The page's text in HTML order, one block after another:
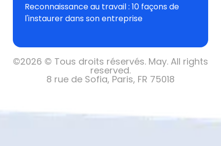
Reconnaissance au travail : 10 façons de
l'instaurer dans son entreprise
©2026 © Tous droits réservés. May. All rights
reserved.
8 rue de Sofia, Paris, FR 75018